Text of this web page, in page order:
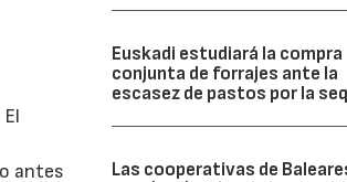
antes
Euskadi estudiará la compra
conjunta de forrajes ante la
escasez de pastos por la
Las cooperativas de